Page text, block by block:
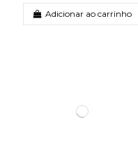
Adicionar ao carrinho